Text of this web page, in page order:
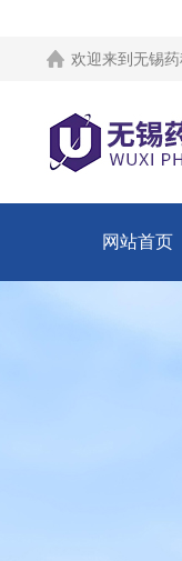
欢迎来到 无锡
网站首页